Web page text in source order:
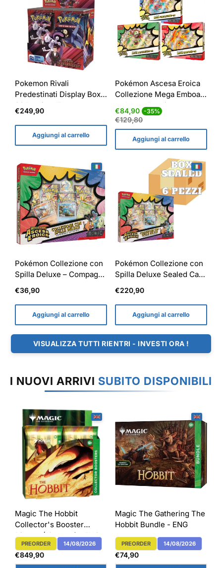
Pokemon Rivali
Predestinati Display Box
36 Bustine ITA
Prezzo
normale
€249,90
Aggiungi al carrello
Pokémon Ascesa Eroica
Collezione Mega Emboar-
ex Mega Feraligatr-ex
Mega Meganium-ex - Trio
ITA
Prezzo
di
vendita
€84,90 -35% Prezzo
€129,80
Aggiungi al carrello
Pokémon Collezione con
Spilla Deluxe – Compagni
Eroica ITA
Prezzo
€36,90
Aggiungi al carrello
Pokémon Collezione con
Spilla Deluxe Sealed Case
Collezioni ITA
Prezzo
€220,90
Aggiungi al carrello
VISUALIZZA TUTTI RIENTRI - INVESTI ORA !
I NUOVI ARRIVI SUBITO DISPONIBILI
Magic The Hobbit
Collector's Booster
Display (12 buste) - ENG
Etichetta Del Prodotto:
PREORDER 14/08/2026
Prezzo
normale
€849,90
Magic The Gathering The
Hobbit Bundle - ENG
Etichetta Del Prodotto:
PREORDER 14/08/2026
Prezzo
normale
€74,90